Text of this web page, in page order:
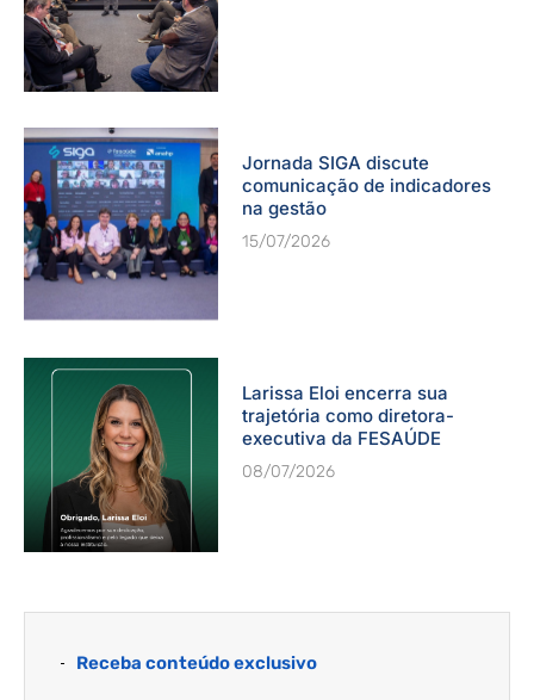
Jornada SIGA discute
comunicação de indicadores
na gestão
15/07/2026
Larissa Eloi encerra sua
trajetória como diretora-
executiva da FESAÚDE
08/07/2026
Receba conteúdo exclusivo